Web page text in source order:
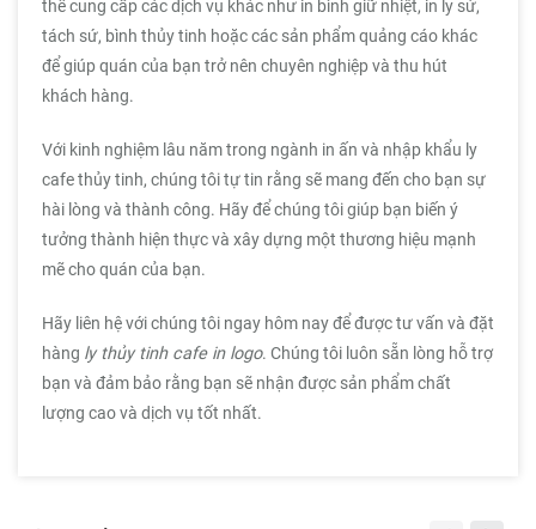
thể cung cấp các dịch vụ khác như in bình giữ nhiệt, in ly sứ,
tách sứ, bình thủy tinh hoặc các sản phẩm quảng cáo khác
để giúp quán của bạn trở nên chuyên nghiệp và thu hút
khách hàng.
Với kinh nghiệm lâu năm trong ngành in ấn và nhập khẩu ly
cafe thủy tinh, chúng tôi tự tin rằng sẽ mang đến cho bạn sự
hài lòng và thành công. Hãy để chúng tôi giúp bạn biến ý
tưởng thành hiện thực và xây dựng một thương hiệu mạnh
mẽ cho quán của bạn.
Hãy liên hệ với chúng tôi ngay hôm nay để được tư vấn và đặt
hàng ly thủy tinh cafe in logo. Chúng tôi luôn sẵn lòng hỗ trợ
bạn và đảm bảo rằng bạn sẽ nhận được sản phẩm chất
lượng cao và dịch vụ tốt nhất.